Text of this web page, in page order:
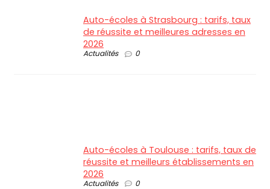
Auto-écoles à Strasbourg : tarifs, taux
de réussite et meilleures adresses en
2026
Actualités 0
Auto-écoles à Toulouse : tarifs, taux de
réussite et meilleurs établissements en
2026
Actualités 0